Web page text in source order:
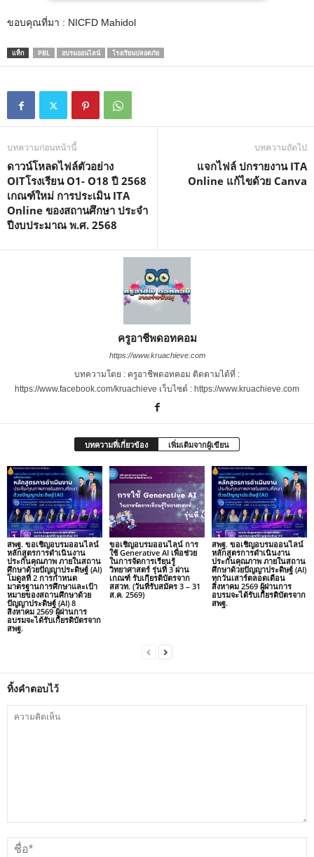
ขอบคุณที่มา : NICFD Mahidol
แท็ก PBL อบรมออนไลน์ โรงเรียนปลอดภัย
บทความก่อนหน้านี้
ดาวน์โหลดไฟล์ตัวอย่าง
OITโรงเรียน O1- O18 ปี 2568
เกณฑ์ใหม่ การประเมิน ITA
Online ของสถานศึกษา ประจำ
ปีงบประมาณ พ.ศ. 2568
บทความถัดไป
แจกไฟล์ ปกรายงาน ITA
Online แก้ไขด้วย Canva
ครูอาชีพดอทคอม
https://www.kruachieve.com
บทความโดย : ครูอาชีพดอทคอม ติดตามได้ที่ :
https://www.facebook.com/kruachieve เว็บไซต์ : https://www.kruachieve.com
บทความที่เกี่ยวข้อง เพิ่มเติมจากผู้เขียน
สพฐ. ขอเชิญอบรมออนไลน์
หลักสูตรการดำเนินงาน
ประกันคุณภาพ ภายในสถาน
ศึกษาด้วยปัญญาประดิษฐ์ (AI)
โมดูลที่ 2 การกำหนด
มาตรฐานการศึกษาและเป้า
หมายของสถานศึกษาด้วย
ปัญญาประดิษฐ์ (AI) 8
สิงหาคม 2569 ผู้ผ่านการ
อบรมจะได้รับเกียรติบัตรจาก
สพฐ.
ขอเชิญอบรมออนไลน์ การ
ใช้ Generative AI เพื่อช่วย
ในการจัดการเรียนรู้
วิทยาศาสตร์ รุ่นที่ 3 ผ่าน
เกณฑ์ รับเกียรติบัตรจาก
สสวท. (วันที่รับสมัคร 3 – 31
ส.ค. 2569)
สพฐ. ขอเชิญอบรมออนไลน์
หลักสูตรการดำเนินงาน
ประกันคุณภาพ ภายในสถาน
ศึกษาด้วยปัญญาประดิษฐ์ (AI)
ทุกวันเสาร์ตลอดเดือน
สิงหาคม 2569 ผู้ผ่านการ
อบรมจะได้รับเกียรติบัตรจาก
สพฐ.
ทิ้งคำตอบไว้